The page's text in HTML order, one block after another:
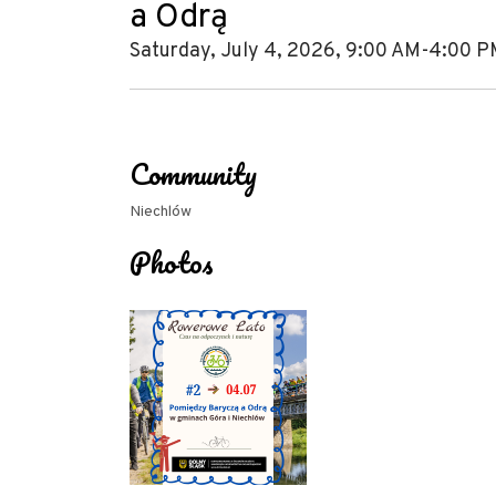
a Odrą
Saturday, July 4, 2026, 9:00 AM-4:00
Community
Niechlów
Photos